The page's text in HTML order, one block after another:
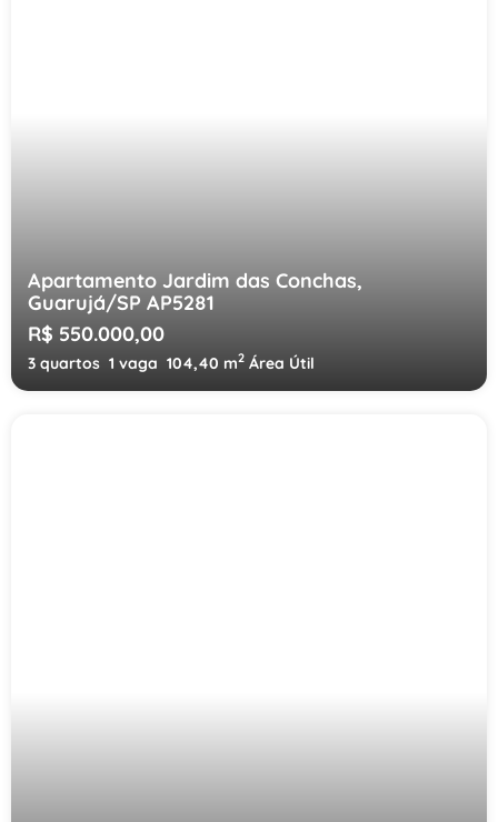
Apartamento Jardim das Conchas,
Guarujá/SP AP5281
R$ 550.000,00
3 quartos 1 vaga 104,40 m2 Área Útil